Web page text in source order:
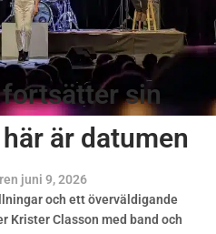
sin
är datumen
juni 9, 2026
och ett överväldigande
Krister Classon med band och